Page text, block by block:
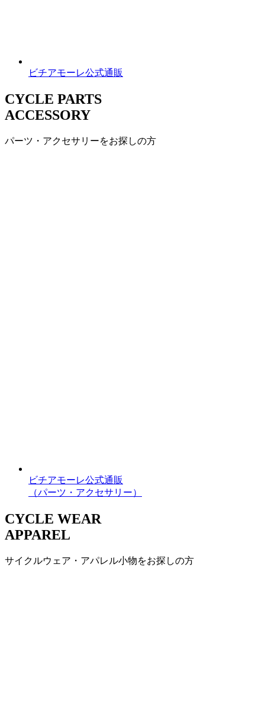
ビチアモーレ公式通販
CYCLE PARTS
ACCESSORY
パーツ・アクセサリーをお探しの方
ビチアモーレ公式通販
（パーツ・アクセサリー）
CYCLE WEAR
APPAREL
サイクルウェア・アパレル小物をお探しの方